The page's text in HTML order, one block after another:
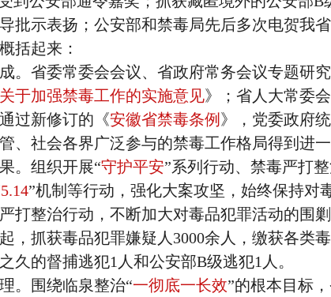
批示表扬；公安部和禁毒局先后多次电贺我
括起来：
委常委会会议、省政府常务会议专题研究
关于加强禁毒工作的实施意见》；省人大常委
过新修订的《安徽省禁毒条例 》，党委政府
、社会各界广泛参与的禁毒工作格局得到进一
组织开展“守护平安”系列行动、禁毒严打
5.14”机制等行动，强化大案攻坚，始终保持对
打整治行动，不断加大对毒品犯罪活动的围
，抓获毒品犯罪嫌疑人3000余人，缴获各类
久的督捕逃犯1人和公安部B级逃犯1人。
围绕临泉整治“一彻底一长效”的根本目标